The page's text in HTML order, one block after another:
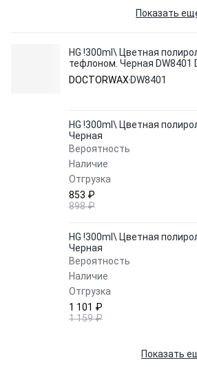
Показать
HG !300ml\ Цветная
тефлоном. Черная DW8401
DOCTORWAX DW8401
HG !300ml\ Цветная
Черная
Вероятность
Наличие
Отгрузка
853 ₽
898 ₽
HG !300ml\ Цветная
Черная
Вероятность
Наличие
Отгрузка
1 101 ₽
1 159 ₽
Показать